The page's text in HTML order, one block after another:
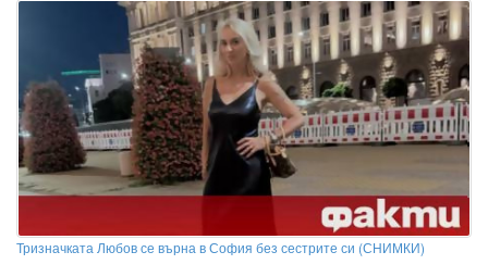
Тризначката Любов се върна в София без сестрите си (СНИМКИ)